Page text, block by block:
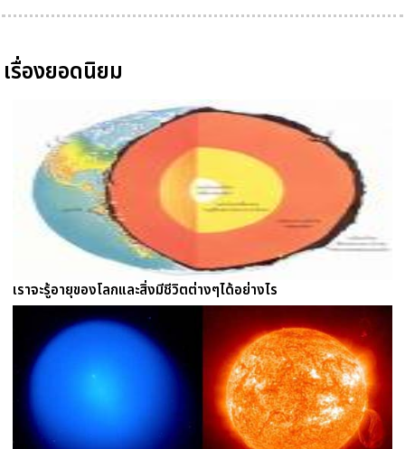
เรื่องยอดนิยม
เราจะรู้อายุของโลกและสิ่งมีชีวิตต่างๆได้อย่างไร